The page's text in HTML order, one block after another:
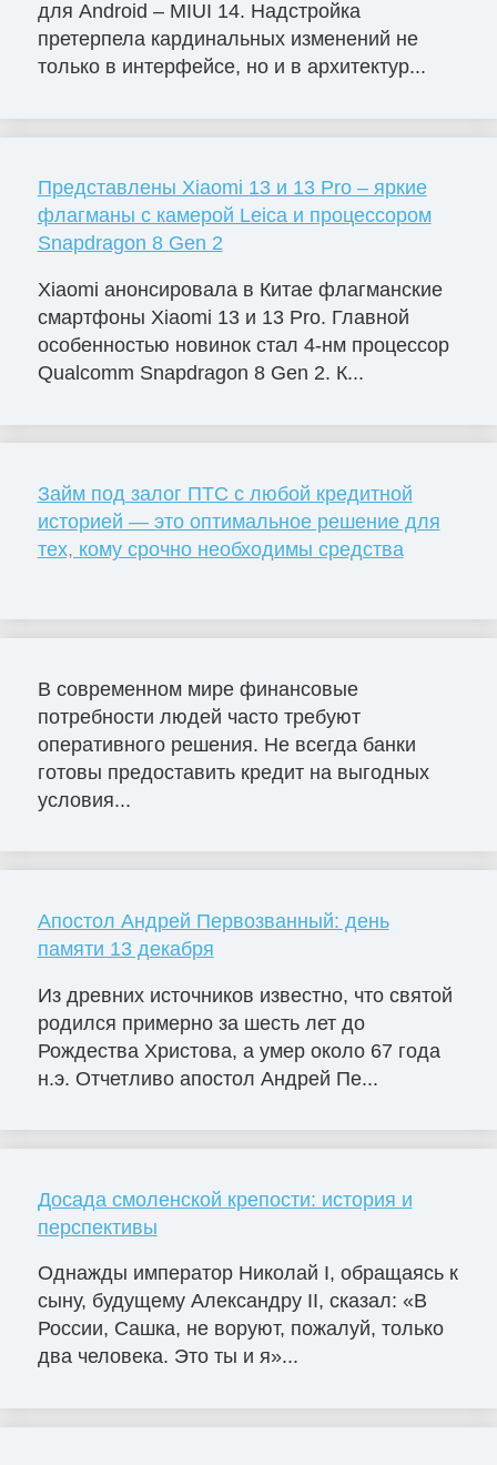
для Android – MIUI 14. Надстройка
претерпела кардинальных изменений не
только в интерфейсе, но и в архитектур...
Представлены Xiaomi 13 и 13 Pro – яркие
флагманы с камерой Leica и процессором
Snapdragon 8 Gen 2
Xiaomi анонсировала в Китае флагманские
смартфоны Xiaomi 13 и 13 Pro. Главной
особенностью новинок стал 4-нм процессор
Qualcomm Snapdragon 8 Gen 2. К...
Займ под залог ПТС с любой кредитной
историей — это оптимальное решение для
тех, кому срочно необходимы средства
В современном мире финансовые
потребности людей часто требуют
оперативного решения. Не всегда банки
готовы предоставить кредит на выгодных
условия...
Апостол Андрей Первозванный: день
памяти 13 декабря
Из древних источников известно, что святой
родился примерно за шесть лет до
Рождества Христова, а умер около 67 года
н.э. Отчетливо апостол Андрей Пе...
Досада смоленской крепости: история и
перспективы
Однажды император Николай I, обращаясь к
сыну, будущему Александру II, сказал: «В
России, Сашка, не воруют, пожалуй, только
два человека. Это ты и я»...